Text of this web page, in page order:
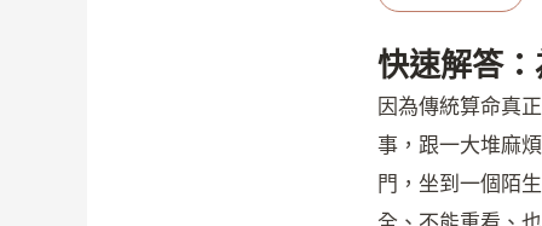
快速解答
因為傳統算命真
事，跟一大堆麻
門，坐到一個陌